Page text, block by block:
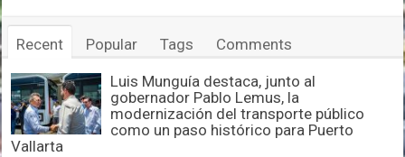
Recent Popular Tags Comments
Luis Munguía destaca, junto al
gobernador Pablo Lemus, la
modernización del transporte público
como un paso histórico para Puerto
Vallarta